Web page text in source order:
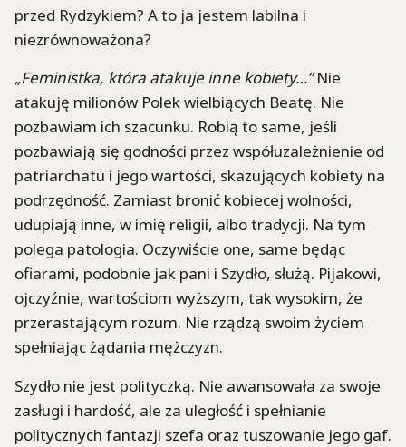
przed Rydzykiem? A to ja jestem labilna i
niezrównoważona?
„Feministka, która atakuje inne kobiety…”Nie
atakuję milionów Polek wielbiących Beatę. Nie
pozbawiam ich szacunku. Robią to same, jeśli
pozbawiają się godności przez współuzależnienie od
patriarchatu i jego wartości, skazujących kobiety na
podrzędność. Zamiast bronić kobiecej wolności,
udupiają inne, w imię religii, albo tradycji. Na tym
polega patologia. Oczywiście one, same będąc
ofiarami, podobnie jak pani i Szydło, służą. Pijakowi,
ojczyźnie, wartościom wyższym, tak wysokim, że
przerastającym rozum. Nie rządzą swoim życiem
spełniając żądania mężczyzn.
Szydło nie jest polityczką. Nie awansowała za swoje
zasługi i hardość, ale za uległość i spełnianie
politycznych fantazji szefa oraz tuszowanie jego gaf.